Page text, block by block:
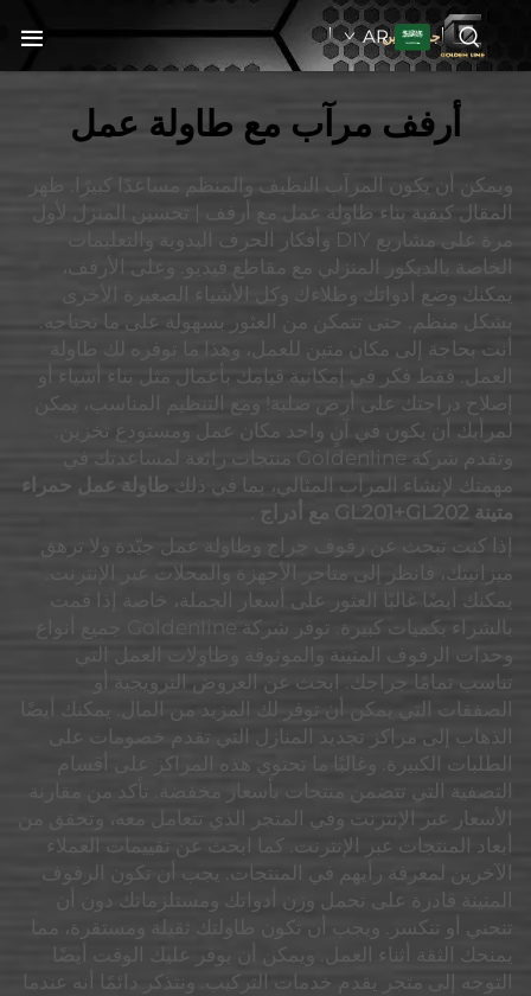
جولدنبلاينAR
أرفف مرآب مع طاولة عمل
ويمكن أن يكون المرآب النظيف والمنظم مساعدًا كبيرًا. ظهر
المقال كيفية بناء طاولة عمل مع أرفف | تحسين المنزل لأول
مرة على مشاريع DIY وأفكار الحرف اليدوية والتعليمات
الخاصة بالديكور المنزلي مع مقاطع فيديو. وعلى الأرفف،
يمكنك وضع أدواتك وطلاءك وكل الأشياء الصغيرة الأخرى
بشكل منظم. حتى تتمكن من العثور بسهولة على ما تحتاجه.
أنت بحاجة إلى مكان متين للعمل، وهذا ما توفره لك طاولة
العمل. فقط فكر في إمكانية قيامك بأعمال مثل بناء أشياء أو
إصلاح دراجتك على أرض صلبة! ومع التنظيم المناسب، يمكن
لمرأبك أن يكون في آنٍ واحد مكان عمل ومستودع تخزين.
وتقدم شركة Goldenline منتجات رائعة لمساعدتك في
مهمتك لإنشاء المرآب المثالي، بما في ذلك طاولة عمل حمراء
متينة GL201+GL202 مع أدراج
إذا كنت تبحث عن رفوف جراج وطاولة عمل جيّدة ولا ترهق
ميزانيتك، فانظر إلى متاجر الأجهزة والمحلات عبر الإنترنت.
يمكنك أيضًا غالبًا العثور على أسعار الجملة، خاصة إذا قمت
وحدات الرفوف المتينة والموثوقة وطاولات العمل التي
تناسب تمامًا جراجك. ابحث عن العروض الترويجية أو
الصفقات التي يمكن أن توفر لك المزيد من المال. يمكنك أيضًا
الذهاب إلى مراكز تجديد المنازل التي تقدم خصومات على
الطلبات الكبيرة. وغالبًا ما تحتوي هذه المراكز على أقسام
التصفية التي تتضمن منتجات بأسعار مخفضة. تأكد من مقارنة
الأسعار عبر الإنترنت وفي المتجر الذي تتعامل معه، وتحقق من
أبعاد المنتجات عبر الإنترنت. كما ابحث عن تقييمات العملاء
الآخرين لمعرفة رأيهم في المنتجات. يجب أن تكون الرفوف
المتينة قادرة على تحمل وزن أدواتك ومستلزماتك دون أن
تنحني أو تنكسر. ويجب أن تكون طاولتك ثقيلة ومستقرة، مما
يمنحك الثقة أثناء العمل. ويمكن أن يوفر عليك الوقت أيضًا
التوجه إلى متجر يقدم خدمات التركيب. ونتذكر دائمًا أنه عندما